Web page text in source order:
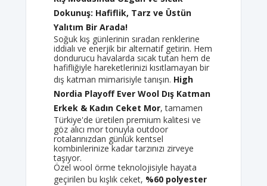
Dokunuş: Hafiflik, Tarz ve Üstün
Yalıtım Bir Arada!
Soğuk kış günlerinin sıradan renklerine
iddialı ve enerjik bir alternatif getirin. Hem
dondurucu havalarda sıcak tutan hem de
hafifliğiyle hareketlerinizi kısıtlamayan bir
dış katman mimarisiyle tanışın. High
Nordia Playoff Ever Wool Dış Katman
Erkek & Kadın Ceket Mor, tamamen
Türkiye'de üretilen premium kalitesi ve
göz alıcı mor tonuyla outdoor
rotalarınızdan günlük kentsel
kombinlerinize kadar tarzınızı zirveye
taşıyor.
Özel wool örme teknolojisiyle hayata
geçirilen bu kışlık ceket, %60 polyester